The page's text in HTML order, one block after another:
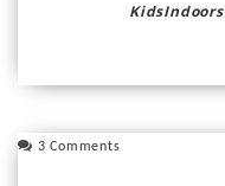
KidsIndoors
3 Comments